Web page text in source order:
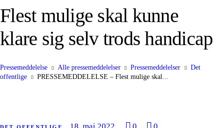
Flest mulige skal kunne
klare sig selv trods handicap
Pressemeddelelse Alle pressemeddelelser Pressemeddelelser
Det
offentlige
PRESSEMEDDELELSE – Flest mulige skal...